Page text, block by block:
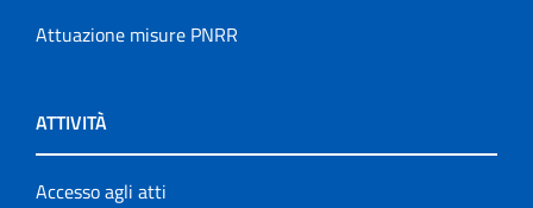
Attuazione misure PNRR
ATTIVITÀ
Accesso agli atti